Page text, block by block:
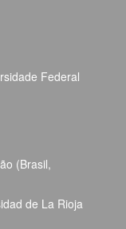
Federal
(Brasil,
de La Rioja